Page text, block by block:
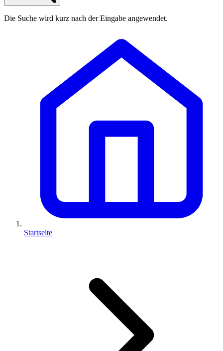
Die Suche wird kurz nach der Eingabe angewendet.
Startseite